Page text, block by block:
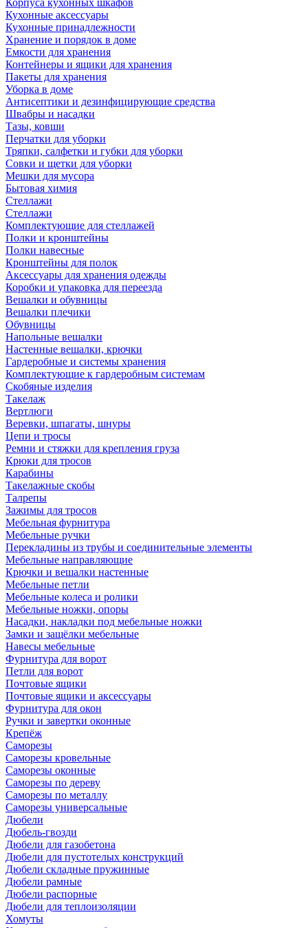
Корпуса кухонных шкафов
Кухонные аксессуары
Кухонные принадлежности
Хранение и порядок в доме
Емкости для хранения
Контейнеры и ящики для хранения
Пакеты для хранения
Уборка в доме
Антисептики и дезинфицирующие средства
Швабры и насадки
Тазы, ковши
Перчатки для уборки
Тряпки, салфетки и губки для уборки
Совки и щетки для уборки
Мешки для мусора
Бытовая химия
Стеллажи
Стеллажи
Комплектующие для стеллажей
Полки и кронштейны
Полки навесные
Кронштейны для полок
Аксессуары для хранения одежды
Коробки и упаковка для переезда
Вешалки и обувницы
Вешалки плечики
Обувницы
Напольные вешалки
Настенные вешалки, крючки
Гардеробные и системы хранения
Комплектующие к гардеробным системам
Скобяные изделия
Такелаж
Вертлюги
Веревки, шпагаты, шнуры
Цепи и тросы
Ремни и стяжки для крепления груза
Крюки для тросов
Карабины
Такелажные скобы
Талрепы
Зажимы для тросов
Мебельная фурнитура
Мебельные ручки
Перекладины из трубы и соединительные элементы
Мебельные направляющие
Крючки и вешалки настенные
Мебельные петли
Мебельные колеса и ролики
Мебельные ножки, опоры
Насадки, накладки под мебельные ножки
Замки и защёлки мебельные
Навесы мебельные
Фурнитура для ворот
Петли для ворот
Почтовые ящики
Почтовые ящики и аксессуары
Фурнитура для окон
Ручки и завертки оконные
Крепёж
Саморезы
Саморезы кровельные
Саморезы оконные
Саморезы по дереву
Саморезы по металлу
Саморезы универсальные
Дюбели
Дюбель-гвозди
Дюбели для газобетона
Дюбели для пустотелых конструкций
Дюбели складные пружинные
Дюбели рамные
Дюбели распорные
Дюбели для теплоизоляции
Хомуты